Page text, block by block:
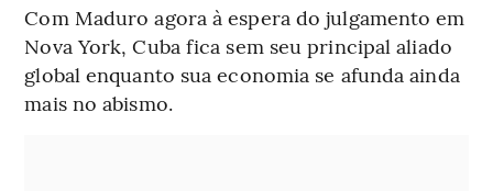
Com Maduro agora à espera do julgamento em
Nova York, Cuba fica sem seu principal aliado
global enquanto sua economia se afunda ainda
mais no abismo.